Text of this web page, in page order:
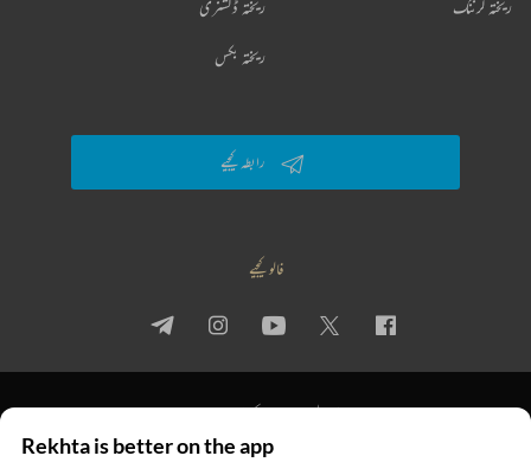
ریختہ ڈکشنری ریختہ لرننگ
ریختہ بکس
رابطہ کیجیے
فالو کیجیے
© 2026 Rekhta™ Foundation. All rights reserved.
Rekhta is better on the app